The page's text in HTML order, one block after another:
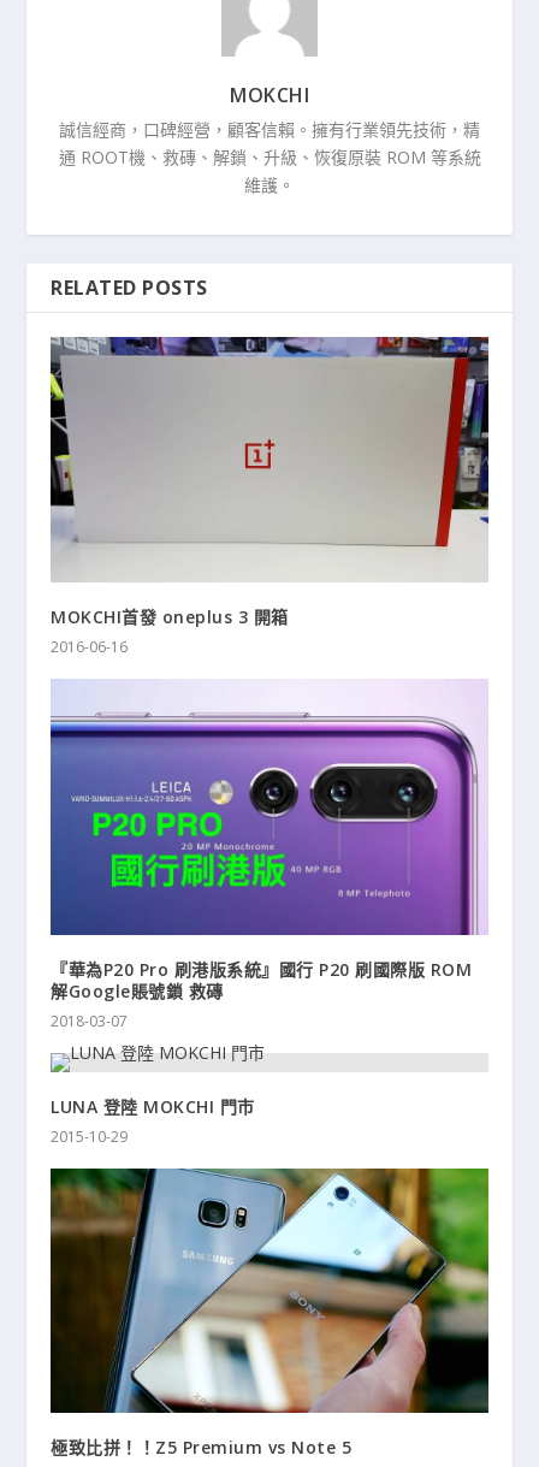
MOKCHI
誠信經商，口碑經營，顧客信賴。擁有行業領先技術，精
通 ROOT機、救磚、解鎖、升級、恢復原裝 ROM 等系統
維護。
RELATED POSTS
MOKCHI首發 oneplus 3 開箱
2016-06-16
『華為P20 Pro 刷港版系統』國行 P20 刷國際版 ROM
解Google賬號鎖 救磚
2018-03-07
LUNA 登陸 MOKCHI 門市
2015-10-29
極致比拼！！Z5 Premium vs Note 5